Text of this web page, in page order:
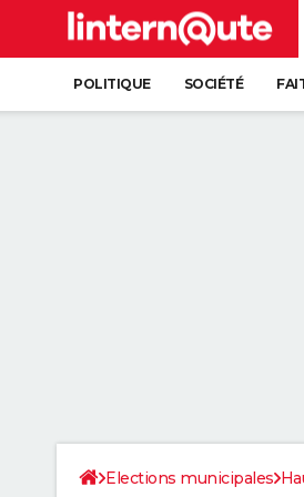
POLITIQUE SOCIÉTÉ
Elections municipales